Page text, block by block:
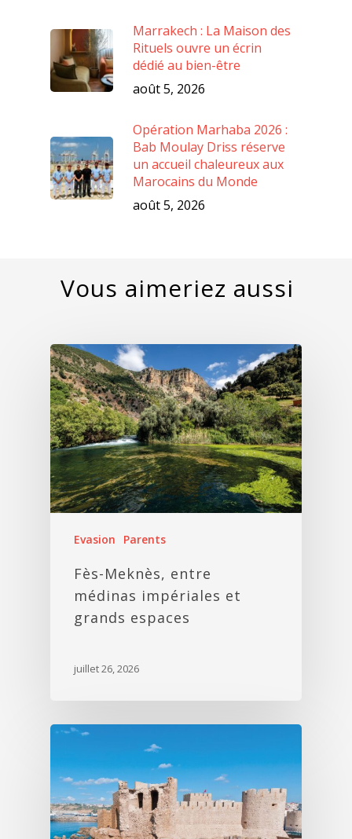
Marrakech : La Maison des
Rituels ouvre un écrin
dédié au bien-être
août 5, 2026
Opération Marhaba 2026 :
Bab Moulay Driss réserve
un accueil chaleureux aux
Marocains du Monde
août 5, 2026
Evasion Parents
Fès-Meknès, entre
médinas impériales et
grands espaces
juillet 26, 2026